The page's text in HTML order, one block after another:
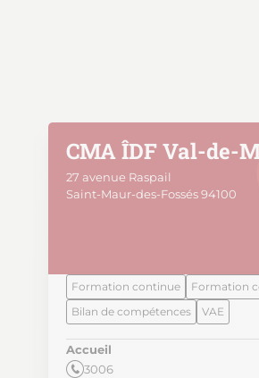
CMA ÎDF Val-de-
27 avenue Raspail
Saint-Maur-des-Fossés 94100
Formation continue
Formation
Bilan de compétences
VAE
Accueil
3006